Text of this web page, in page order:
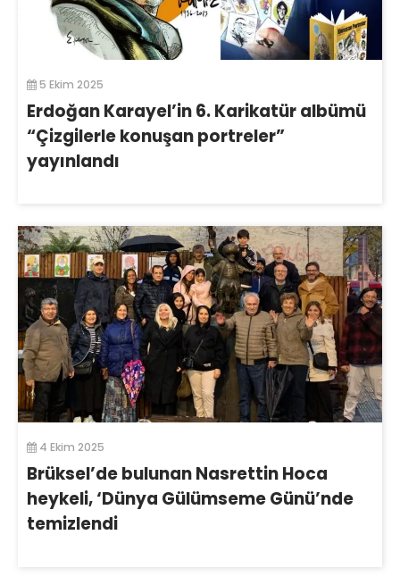
5 Ekim 2025
Erdoğan Karayel’in 6. Karikatür albümü
“Çizgilerle konuşan portreler”
yayınlandı
4 Ekim 2025
Brüksel’de bulunan Nasrettin Hoca
heykeli, ‘Dünya Gülümseme Günü’nde
temizlendi